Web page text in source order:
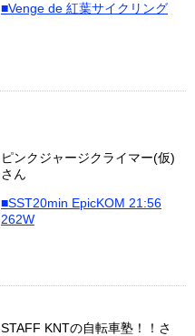
■Venge de 紅葉サイクリング
ピンクジャージクライマー(仮)
さん
■SST20min EpicKOM 21:56
262W
STAFF KNTの自転車塾！！さ